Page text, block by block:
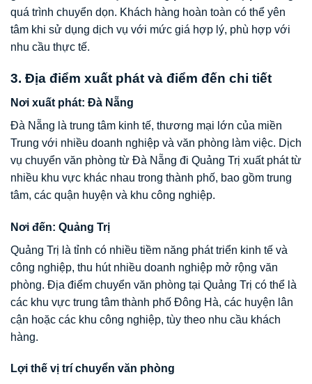
quá trình chuyển dọn. Khách hàng hoàn toàn có thể yên
tâm khi sử dụng dịch vụ với mức giá hợp lý, phù hợp với
nhu cầu thực tế.
3. Địa điểm xuất phát và điểm đến chi tiết
Nơi xuất phát: Đà Nẵng
Đà Nẵng là trung tâm kinh tế, thương mại lớn của miền
Trung với nhiều doanh nghiệp và văn phòng làm việc. Dịch
vụ chuyển văn phòng từ Đà Nẵng đi Quảng Trị xuất phát từ
nhiều khu vực khác nhau trong thành phố, bao gồm trung
tâm, các quận huyện và khu công nghiệp.
Nơi đến: Quảng Trị
Quảng Trị là tỉnh có nhiều tiềm năng phát triển kinh tế và
công nghiệp, thu hút nhiều doanh nghiệp mở rộng văn
phòng. Địa điểm chuyển văn phòng tại Quảng Trị có thể là
các khu vực trung tâm thành phố Đông Hà, các huyện lân
cận hoặc các khu công nghiệp, tùy theo nhu cầu khách
hàng.
Lợi thế vị trí chuyển văn phòng